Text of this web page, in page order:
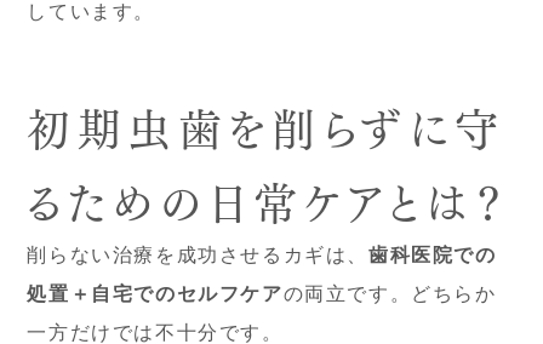
しています。
初期虫歯を削らずに守
るための日常ケアとは？
削らない治療を成功させるカギは、歯科医院での
処置＋自宅でのセルフケアの両立です。どちらか
一方だけでは不十分です。